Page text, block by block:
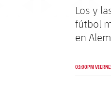
Los y
fútbol
en
03:00PM